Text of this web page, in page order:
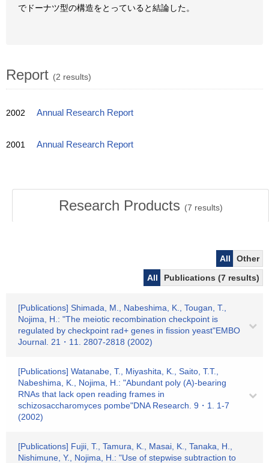
でドーナツ型の構造をとっていると結論した。
Report (2 results)
2002 Annual Research Report
2001 Annual Research Report
Research Products (7 results)
All
Other
All
Publications (7 results)
[Publications] Shimada, M., Nabeshima, K., Tougan, T.,
Nojima, H.: "The meiotic recombination checkpoint is
regulated by checkpoint rad+ genes in fission yeast"EMBO
Journal. 21・11. 2807-2818 (2002)
[Publications] Watanabe, T., Miyashita, K., Saito, T.T.,
Nabeshima, K., Nojima, H.: "Abundant poly (A)-bearing
RNAs that lack open reading frames in
schizosaccharomyces pombe"DNA Research. 9・1. 1-7
(2002)
[Publications] Fujii, T., Tamura, K., Masai, K., Tanaka, H.,
Nishimune, Y., Nojima, H.: "Use of stepwise subtraction to